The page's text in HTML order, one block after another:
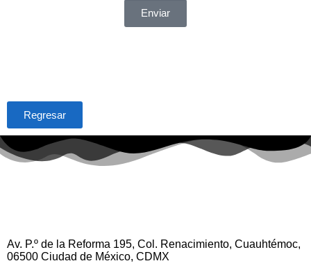
Enviar
Regresar
Av. P.º de la Reforma 195, Col. Renacimiento, Cuauhtémoc,
06500 Ciudad de México, CDMX